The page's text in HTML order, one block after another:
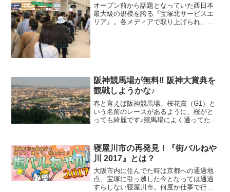
オープン前から話題となっていた西日本
最大級の規模を誇る『宝塚北サービスエ
リア』。各メディアで取り上げられ、オ
阪神競馬場が無料‼ 阪神大賞典を
観戦しようかな♪
春と言えば阪神競馬場。桜花賞（G1）と
いう名前のレースがあるように、桜がと
っても綺麗です♪競馬場によく通ってた時
んでしまいます。▼甲山森林公園から見
た阪神競馬場
寝屋川市の再発見！『街バルねや
川 2017』とは？
大阪市内に住んでた時は京都への通過地
点、宝塚に引っ越した今となっては通過
すらしない寝屋川市。何度か仕事で行く